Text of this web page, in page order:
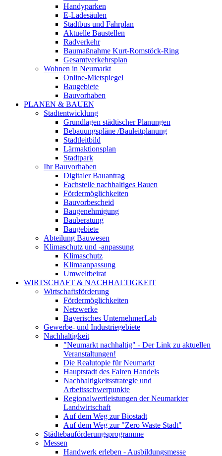
Handyparken
E-Ladesäulen
Stadtbus und Fahrplan
Aktuelle Baustellen
Radverkehr
Baumaßnahme Kurt-Romstöck-Ring
Gesamtverkehrsplan
Wohnen in Neumarkt
Online-Mietspiegel
Baugebiete
Bauvorhaben
PLANEN & BAUEN
Stadtentwicklung
Grundlagen städtischer Planungen
Bebauungspläne /Bauleitplanung
Stadtleitbild
Lärmaktionsplan
Stadtpark
Ihr Bauvorhaben
Digitaler Bauantrag
Fachstelle nachhaltiges Bauen
Fördermöglichkeiten
Bauvorbescheid
Baugenehmigung
Bauberatung
Baugebiete
Abteilung Bauwesen
Klimaschutz und -anpassung
Klimaschutz
Klimaanpassung
Umweltbeirat
WIRTSCHAFT & NACHHALTIGKEIT
Wirtschaftsförderung
Fördermöglichkeiten
Netzwerke
Bayerisches UnternehmerLab
Gewerbe- und Industriegebiete
Nachhaltigkeit
"Neumarkt nachhaltig" - Der Link zu aktuellen
Veranstaltungen!
Die Realutopie für Neumarkt
Hauptstadt des Fairen Handels
Nachhaltigkeitsstrategie und
Arbeitsschwerpunkte
Regionalwertleistungen der Neumarkter
Landwirtschaft
Auf dem Weg zur Biostadt
Auf dem Weg zur "Zero Waste Stadt"
Städtebauförderungsprogramme
Messen
Handwerk erleben - Ausbildungsmesse